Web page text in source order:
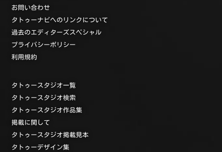
お問い合わせ
タトゥーナビへのリンクについて
過去のエディターズスペシャル
プライバシーポリシー
利用規約
タトゥースタジオ一覧
タトゥースタジオ検索
タトゥースタジオ作品集
掲載に関して
タトゥースタジオ掲載見本
タトゥーデザイン集